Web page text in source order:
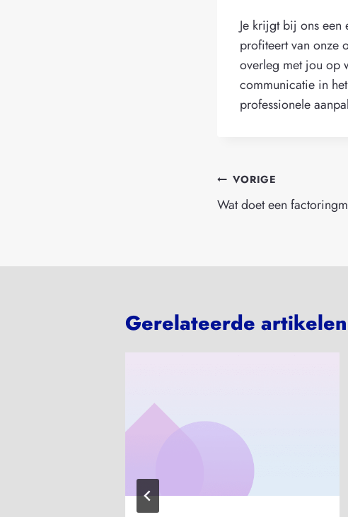
Je krijgt bij ons
profiteert van onze
overleg met jou op
communicatie in
professionele
Bericht
navigatie
VORIGE
Wat doet een
Gerelateerde artikelen